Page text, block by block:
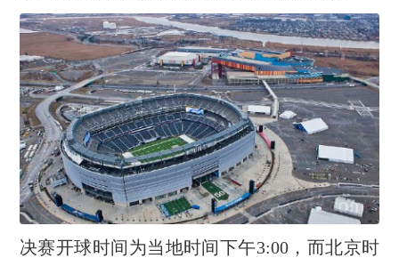
决赛开球时间为当地时间下午3:00，而北京时